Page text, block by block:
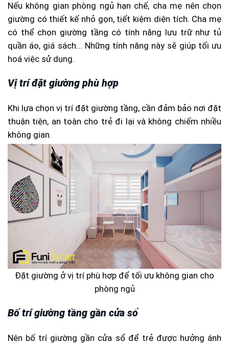
Nếu không gian phòng ngủ hạn chế, cha mẹ nên chọn
giường có thiết kế nhỏ gọn, tiết kiệm diện tích. Cha mẹ
có thể chọn giường tầng có tính năng lưu trữ như tủ
quần áo, giá sách... Những tính năng này sẽ giúp tối ưu
hoá việc sử dụng.
Vị trí đặt giường phù hợp
Khi lựa chọn vị trí đặt giường tầng, cần đảm bảo nơi đặt
thuận tiện, an toàn cho trẻ đi lại và không chiếm nhiều
không gian.
Đặt giường ở vị trí phù hợp để tối ưu không gian cho
phòng ngủ
Bố trí giường tầng gần cửa sổ
Nên bố trí giường gần cửa sổ để trẻ được hưởng ánh